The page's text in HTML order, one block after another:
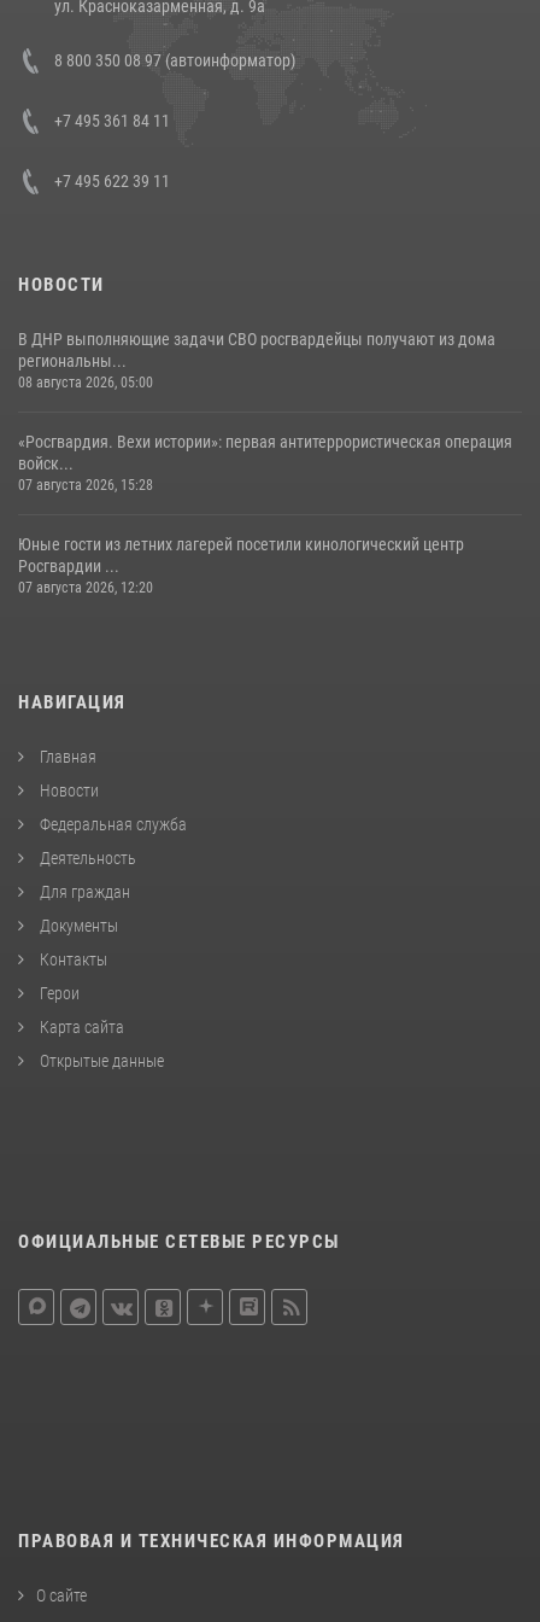
В Росгвардии прошла военно-научная конференция по обобщению
боевого опыта
ул. Красноказарменная, д. 9а
8 800 350 08 97 (автоинформатор)
+7 495 361 84 11
+7 495 622 39 11
НОВОСТИ
В ДНР выполняющие задачи СВО росгвардейцы получают из дома
региональны...
08 августа 2026, 05:00
«Росгвардия. Вехи истории»: первая антитеррористическая операция
войск...
07 августа 2026, 15:28
Юные гости из летних лагерей посетили кинологический центр
Росгвардии ...
07 августа 2026, 12:20
НАВИГАЦИЯ
Главная
Новости
Федеральная служба
Деятельность
Для граждан
Документы
Контакты
Герои
Карта сайта
Открытые данные
ОФИЦИАЛЬНЫЕ СЕТЕВЫЕ РЕСУРСЫ
ПРАВОВАЯ И ТЕХНИЧЕСКАЯ ИНФОРМАЦИЯ
О сайте